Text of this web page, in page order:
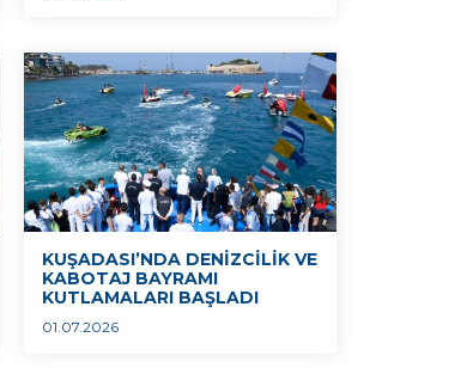
KUŞADASI’NDA DENİZCİLİK VE
KABOTAJ BAYRAMI
KUTLAMALARI BAŞLADI
01.07.2026